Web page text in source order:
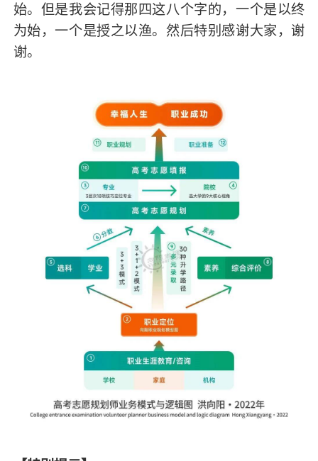
始。但是我会记得那四这八个字的，一个是以终
为始，一个是授之以渔。然后特别感谢大家，谢
谢。